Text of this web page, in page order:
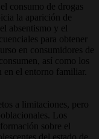
consumo de drogas
la aparición de
absentismo y el
para obtener
en consumidores de
así como los
el entorno familiar.
a limitaciones, pero
Los
sobre el
del estado de